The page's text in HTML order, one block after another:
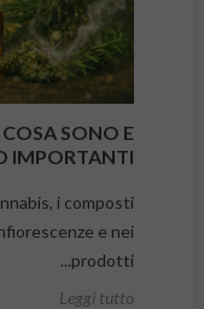
SONO E
IMPORTANTI
i composti
e nei
prodotti...
Leggi tutto